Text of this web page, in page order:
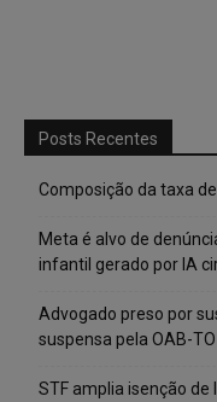
Posts Recentes
Composição da taxa
Meta é alvo de
infantil gerado por IA
Advogado preso por
suspensa pela OAB-TO
STF amplia isenção de